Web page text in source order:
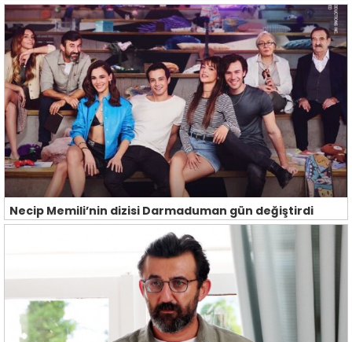
Necip Memili’nin dizisi Darmaduman gün değiştirdi